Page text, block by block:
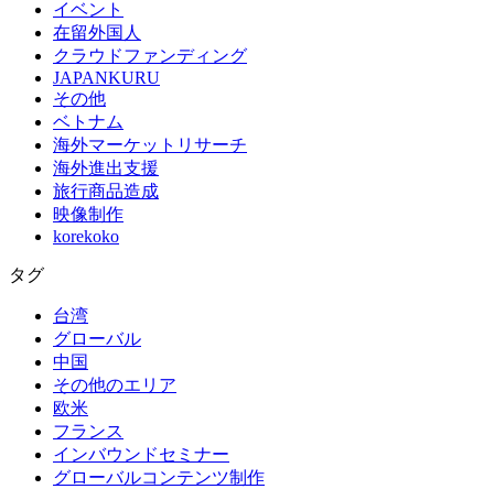
イベント
在留外国人
クラウドファンディング
JAPANKURU
その他
ベトナム
海外マーケットリサーチ
海外進出支援
旅行商品造成
映像制作
korekoko
タグ
台湾
グローバル
中国
その他のエリア
欧米
フランス
インバウンドセミナー
グローバルコンテンツ制作